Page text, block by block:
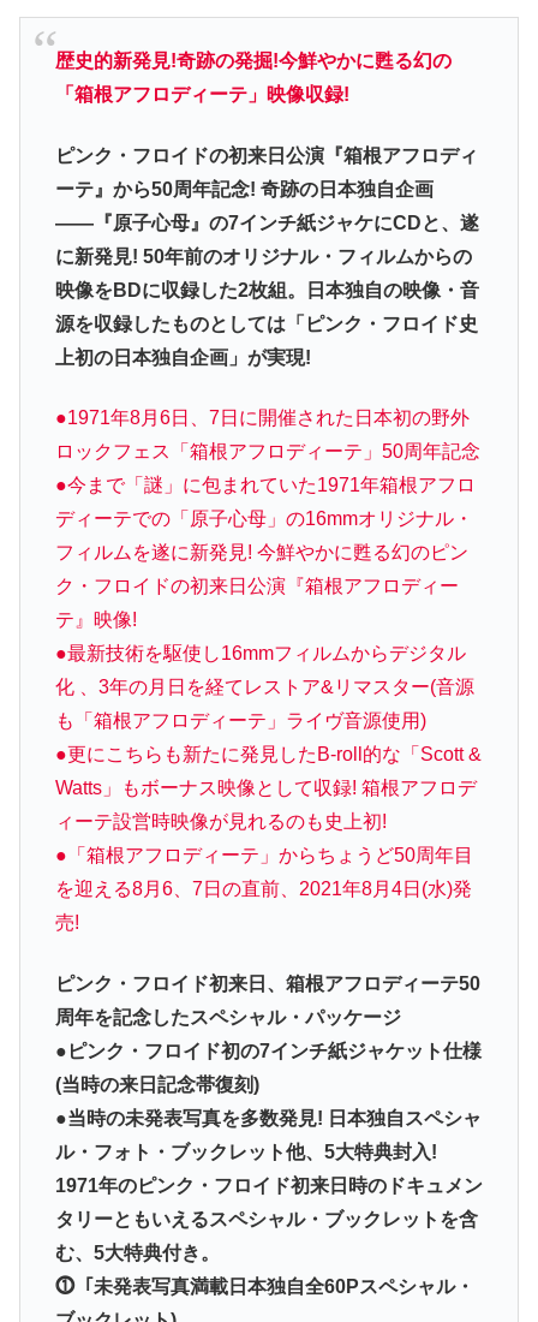
歴史的新発見!奇跡の発掘!今鮮やかに甦る幻の
「箱根アフロディーテ」映像収録!
ピンク・フロイドの初来日公演『箱根アフロディ
ーテ』から50周年記念! 奇跡の日本独自企画
――『原子心母』の7インチ紙ジャケにCDと、遂
に新発見! 50年前のオリジナル・フィルムからの
映像をBDに収録した2枚組。日本独自の映像・音
源を収録したものとしては「ピンク・フロイド史
上初の日本独自企画」が実現!
●1971年8月6日、7日に開催された日本初の野外
ロックフェス「箱根アフロディーテ」50周年記念
●今まで「謎」に包まれていた1971年箱根アフロ
ディーテでの「原子心母」の16mmオリジナル・
フィルムを遂に新発見! 今鮮やかに甦る幻のピン
ク・フロイドの初来日公演『箱根アフロディー
テ』映像!
●最新技術を駆使し16mmフィルムからデジタル
化 、3年の月日を経てレストア&リマスター(音源
も「箱根アフロディーテ」ライヴ音源使用)
●更にこちらも新たに発見したB-roll的な「Scott &
Watts」もボーナス映像として収録! 箱根アフロデ
ィーテ設営時映像が見れるのも史上初!
●「箱根アフロディーテ」からちょうど50周年目
を迎える8月6、7日の直前、2021年8月4日(水)発
売!
ピンク・フロイド初来日、箱根アフロディーテ50
周年を記念したスペシャル・パッケージ
●ピンク・フロイド初の7インチ紙ジャケット仕様
(当時の来日記念帯復刻)
●当時の未発表写真を多数発見! 日本独自スペシャ
ル・フォト・ブックレット他、5大特典封入!
1971年のピンク・フロイド初来日時のドキュメン
タリーともいえるスペシャル・ブックレットを含
む、5大特典付き。
⓵「未発表写真満載日本独自全60Pスペシャル・